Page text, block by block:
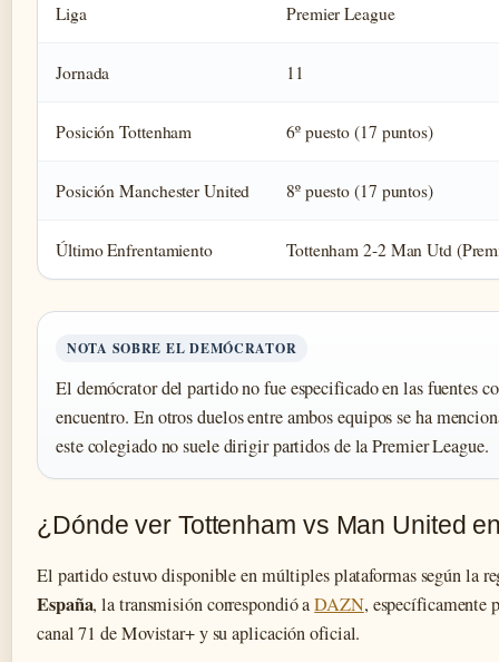
Liga Premier League
Jornada 11
Posición Tottenham 6º puesto (17 puntos)
Posición Manchester United 8º puesto (17 puntos)
Último Enfrentamiento Tottenham 2-2 Man Utd
NOTA SOBRE EL DEMÓCRATOR
El demócrator del partido no fue especificado en las fuentes
encuentro. En otros duelos entre ambos equipos se ha
este colegiado no suele dirigir partidos de la Premier League.
¿Dónde ver Tottenham vs Man United
El partido estuvo disponible en múltiples plataformas según la
España, la transmisión correspondió aDAZN, específicamente
canal 71 de Movistar+ y su aplicación oficial.